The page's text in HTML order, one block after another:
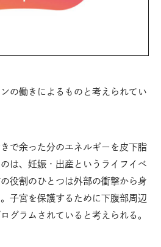
の働きによるものと考えられてい
で余った分のエネルギーを皮下脂
は、妊娠・出産というライフイベ
役割のひとつは外部の衝撃から身
子宮を保護するために下腹部周辺
グラムされていると考えられる。